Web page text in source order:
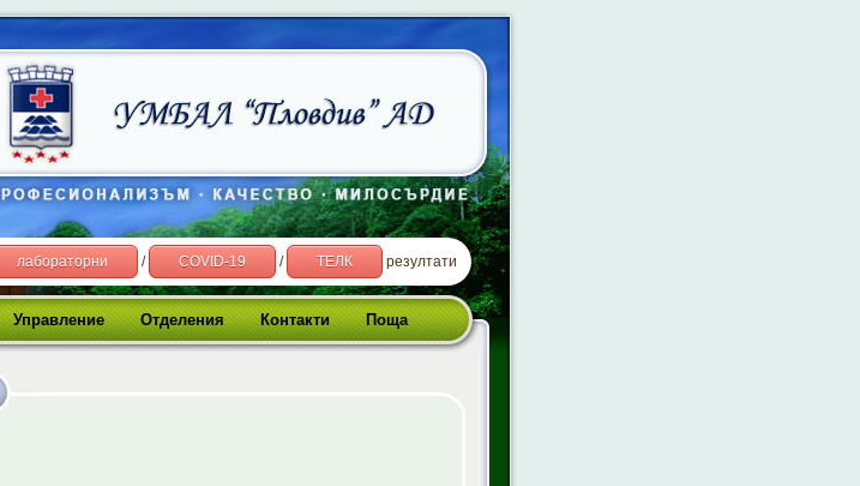
лабораторни / COVID-19 / ТЕЛК резултати
Управление Отделения Контакти Поща